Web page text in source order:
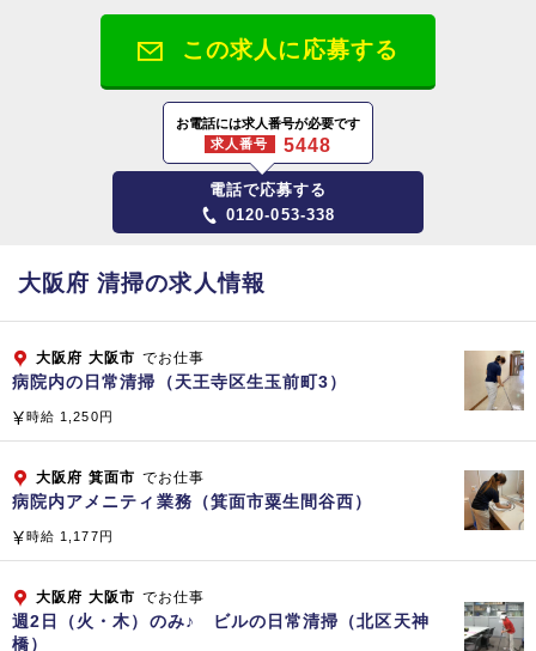
【大阪本社】
〒564-0044 大阪府吹田市南金田2-12-1
【東京本部】
〒141-0031 東京都品川区西五反田8‐4‐13
五反田JPビルディング 5階
資本金
1,808百万円（平成29年3月現在）
従業員数
コンストラクト＆リフォーム（建物・設備・省エネ提案）
サニテーション（食品製造工場や病院の消毒殺菌）
介護支援）
老人ホーム経営、医療関連経営コンサルティング（病院・クリ
ニック・人間ドック）
この求人に応募する
お電話には求人番号が必要です
求人番号
5448
電話で応募する
0120-053-338
大阪府 清掃の求人情報
大阪府 大阪市 でお仕事
病院内の日常清掃（天王寺区生玉前町3）
時給 1,250円
大阪府 箕面市 でお仕事
病院内アメニティ業務（箕面市粟生間谷西）
時給 1,177円
大阪府 大阪市 でお仕事
週2日（火・木）のみ♪ ビルの日常清掃（北区天神
橋）